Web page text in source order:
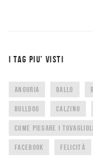
I TAG PIU’ VISTI
ANGURIA BALLO
BULLDOG CALZINO
COME PIEGARE I TOVAGLIOLI
FACEBOOK FELICITÀ